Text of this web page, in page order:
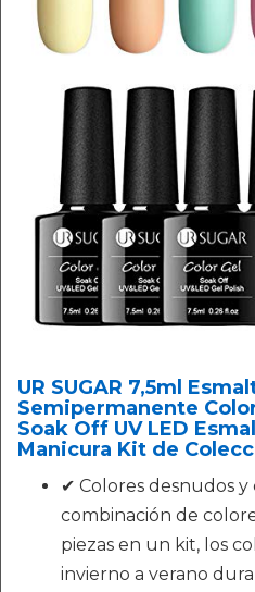
UR SUGAR 7,5ml
Semipermanente
Soak Off UV LED
Manicura Kit de
✔ Colores desnudos y
combinación de
piezas en un kit, los
invierno a verano